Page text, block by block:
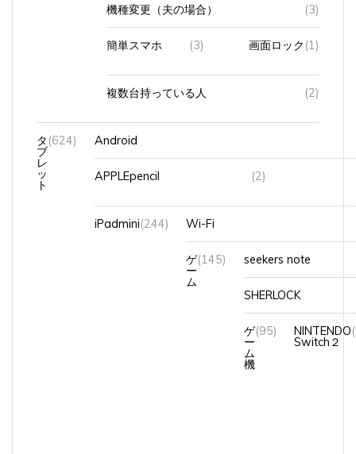
簡単スマホ (3) 画面ロック (1)
複数台持っている人 (2)
タ
ブ
レ
ッ
ト
(624) Android
APPLEpencil (2)
iPadmini (244) Wi-Fi
ゲ
ー
ム
(145) seekers note
SHERLOCK
ゲ
ー
ム
機
(95) NINTENDO
Switch２